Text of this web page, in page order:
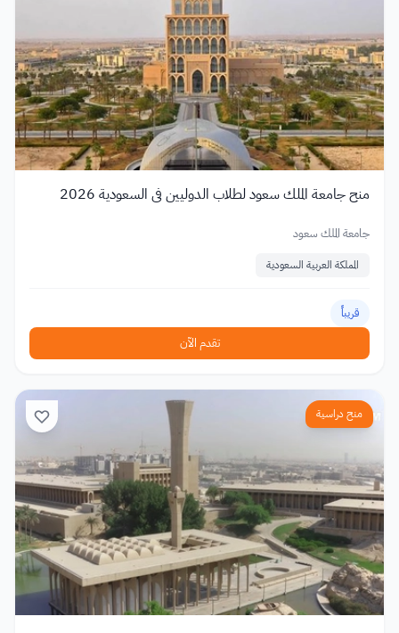
منح جامعة الملك سعود لطلاب الدوليين في السعودية 2026
جامعة الملك سعود
المملكة العربية السعودية
قريباً
تقدم الآن
منح دراسية